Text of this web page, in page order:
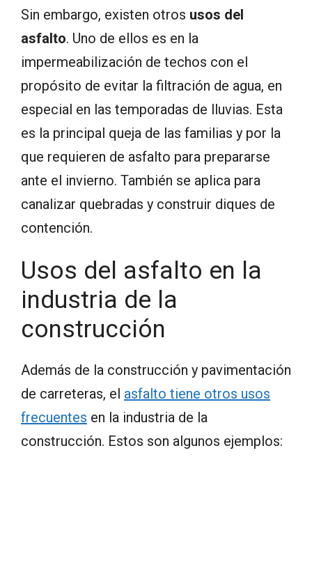
Sin embargo, existen otros usos del
asfalto. Uno de ellos es en la
impermeabilización de techos con el
propósito de evitar la filtración de agua, en
especial en las temporadas de lluvias. Esta
es la principal queja de las familias y por la
que requieren de asfalto para prepararse
ante el invierno. También se aplica para
canalizar quebradas y construir diques de
contención.
Usos del asfalto en la
industria de la
construcción
Además de la construcción y pavimentación
de carreteras, el asfalto tiene otros usos
frecuentes en la industria de la
construcción. Estos son algunos ejemplos: